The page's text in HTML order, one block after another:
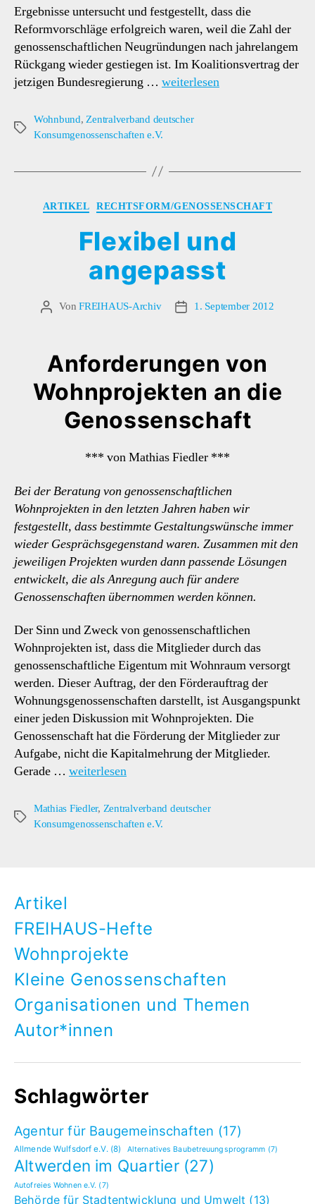
Ergebnisse untersucht und festgestellt, dass die
Reformvorschläge erfolgreich waren, weil die Zahl der
genossenschaftlichen Neugründungen nach jahrelangem
Rückgang wieder gestiegen ist. Im Koalitionsvertrag der
jetzigen Bundesregierung … weiterlesen
Schlagwörter
Wohnbund,Zentralverband deutscher
Konsumgenossenschaften e.V.
Kategorien
ARTIKEL RECHTSFORM/GENOSSENSCHAFT
Flexibel und
angepasst
Beitragsautor
VonFREIHAUS-Archiv Veröffentlichungsdatum
1. September 2012
Anforderungen von
Wohnprojekten an die
Genossenschaft
*** von Mathias Fiedler ***
Bei der Beratung von genossenschaftlichen
Wohnprojekten in den letzten Jahren haben wir
festgestellt, dass bestimmte Gestaltungswünsche immer
wieder Gesprächsgegenstand waren. Zusammen mit den
jeweiligen Projekten wurden dann passende Lösungen
entwickelt, die als Anregung auch für andere
Genossenschaften übernommen werden können.
Der Sinn und Zweck von genossenschaftlichen
Wohnprojekten ist, dass die Mitglieder durch das
genossenschaftliche Eigentum mit Wohnraum versorgt
werden. Dieser Auftrag, der den Förderauftrag der
Wohnungsgenossenschaften darstellt, ist Ausgangspunkt
einer jeden Diskussion mit Wohnprojekten. Die
Genossenschaft hat die Förderung der Mitglieder zur
Aufgabe, nicht die Kapitalmehrung der Mitglieder.
Gerade … weiterlesen
Schlagwörter
Mathias Fiedler, Zentralverband deutscher
Konsumgenossenschaften e.V.
Artikel
FREIHAUS-Hefte
Wohnprojekte
Kleine Genossenschaften
Organisationen und Themen
Autor*innen
Schlagwörter
Agentur für Baugemeinschaften (17)
Allmende Wulfsdorf e.V.(8) Alternatives Baubetreuungsprogramm (7)
Altwerden im Quartier(27)
Autofreies Wohnen e.V. (7)
Behörde für Stadtentwicklung und Umwelt (13)